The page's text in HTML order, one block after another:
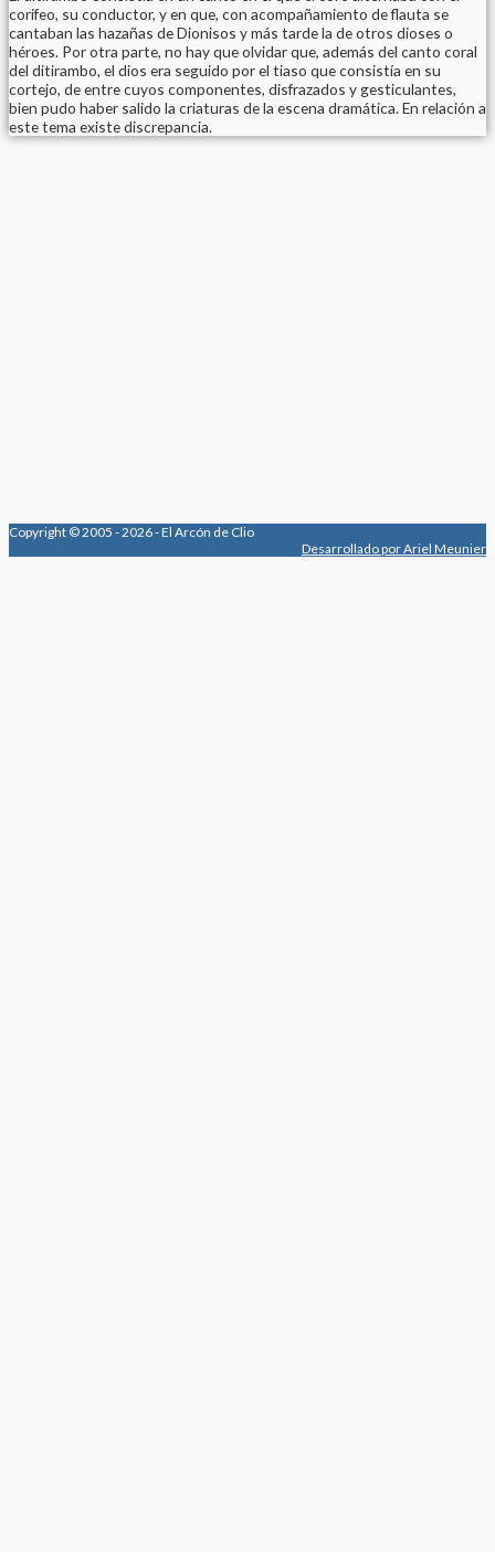
corifeo, su conductor, y en que, con acompañamiento de flauta se
cantaban las hazañas de Dionisos y más tarde la de otros dioses o
héroes. Por otra parte, no hay que olvidar que, además del canto coral
del ditirambo, el dios era seguido por el tiaso que consistía en su
cortejo, de entre cuyos componentes, disfrazados y gesticulantes,
bien pudo haber salido la criaturas de la escena dramática. En relación a
este tema existe discrepancia.
Copyright © 2005 - 2026 - El Arcón de Clio
Desarrollado por Ariel Meunier